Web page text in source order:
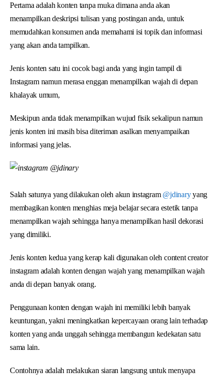
Pertama adalah konten tanpa muka dimana anda akan
menampilkan deskripsi tulisan yang postingan anda, untuk
memudahkan konsumen anda memahami isi topik dan informasi
yang akan anda tampilkan.
Jenis konten satu ini cocok bagi anda yang ingin tampil di
Instagram namun merasa enggan menampilkan wajah di depan
khalayak umum,
Meskipun anda tidak menampilkan wujud fisik sekalipun namun
jenis konten ini masih bisa diteriman asalkan menyampaikan
informasi yang jelas.
Salah satunya yang dilakukan oleh akun instagram @jdinaryyang
membagikan konten menghias meja belajar secara estetik tanpa
menampilkan wajah sehingga hanya menampilkan hasil dekorasi
yang dimiliki.
Jenis konten kedua yang kerap kali digunakan oleh content creator
instagram adalah konten dengan wajah yang menampilkan wajah
anda di depan banyak orang.
Penggunaan konten dengan wajah ini memiliki lebih banyak
keuntungan, yakni meningkatkan kepercayaan orang lain terhadap
konten yang anda unggah sehingga membangun kedekatan satu
sama lain.
Contohnya adalah melakukan siaran langsung untuk menyapa